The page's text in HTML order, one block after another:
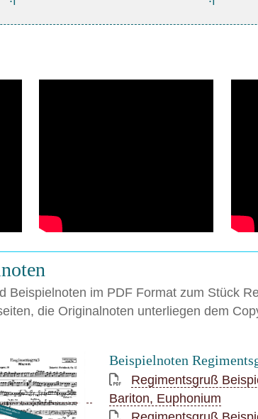
Beispielnoten im PDF Format zum Stück
die Originalnoten unterliegen dem
Beispielnoten
Regimentsgruß
Bariton, Euphonium